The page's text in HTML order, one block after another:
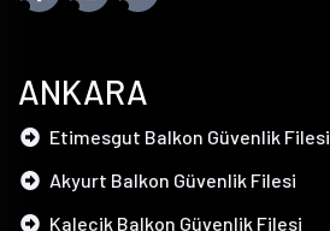
ANKARA
Etimesgut Balkon Güvenlik Filesi
Akyurt Balkon Güvenlik Filesi
Kalecik Balkon Güvenlik Filesi